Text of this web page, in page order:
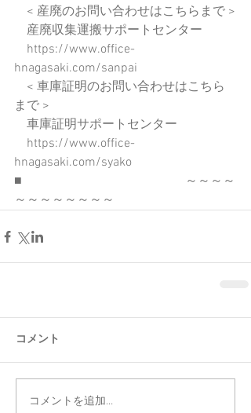
< 産廃のお問い合わせはこちらまで >
産廃収集運搬サポートセンター
https://www.office-
hnagasaki.com/sanpai
< 車庫証明のお問い合わせはこちら
まで >
車庫証明サポートセンター
https://www.office-
hnagasaki.com/syako
■　　　　　　　　　　　　　～～～～
～～～～～～～～
コメント
コメントを追加…